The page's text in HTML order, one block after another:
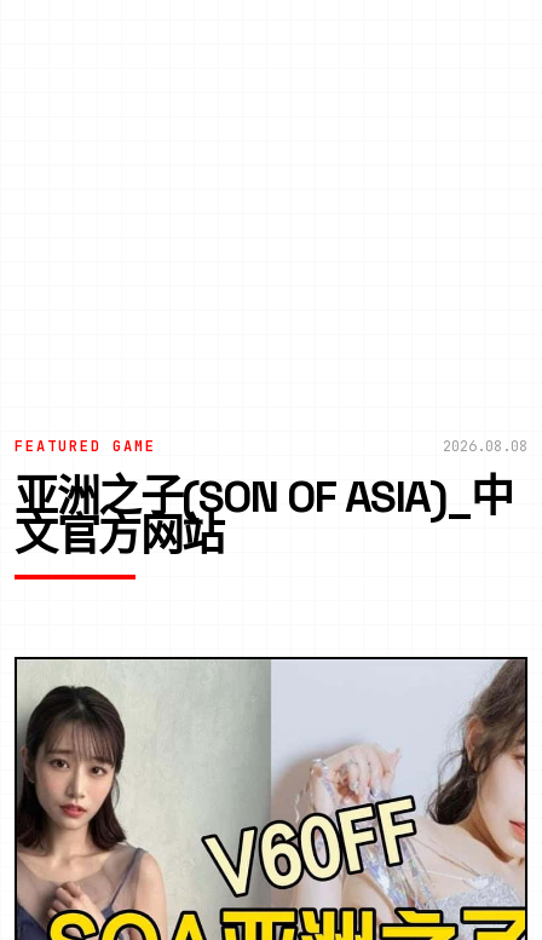
FEATURED GAME 2026.08.08
亚洲之子(SON OF ASIA)_中
文官方网站